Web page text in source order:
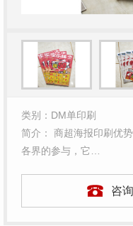
类别：DM单印刷
简介： 商超海报印刷优
各界的参与，它…
咨